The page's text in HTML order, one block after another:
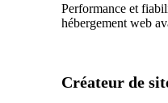
Performance et
hébergement web
Créateur de